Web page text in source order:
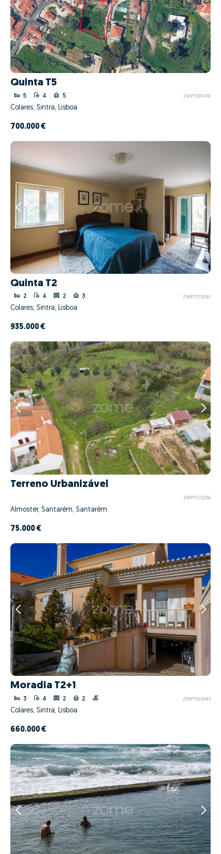
Quinta T5
5 4 5 ZMPT589791
Colares, Sintra, Lisboa
700.000 €
Quinta T2
2 4 2 3 ZMPT573540
Colares, Sintra, Lisboa
935.000 €
Terreno Urbanizável
ZMPT572236
Almoster, Santarém, Santarém
75.000 €
Moradia T2+1
3 4 2 2 ZMPT563983
Colares, Sintra, Lisboa
660.000 €